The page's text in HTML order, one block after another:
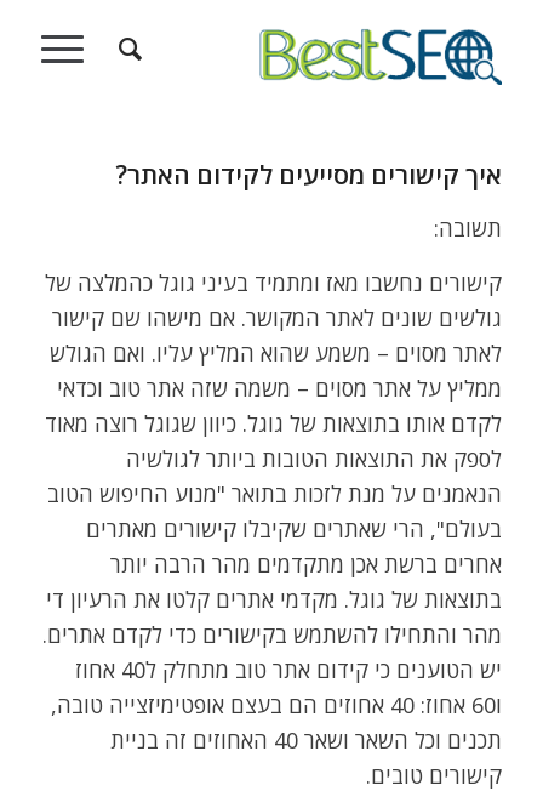
איך קישורים מסייעים לקידום האתר?
תשובה:
קישורים נחשבו מאז ומתמיד בעיני גוגל כהמלצה של
גולשים שונים לאתר המקושר. אם מישהו שם קישור
לאתר מסוים – משמע שהוא המליץ עליו. ואם הגולש
ממליץ על אתר מסוים – משמה שזה אתר טוב וכדאי
לקדם אותו בתוצאות של גוגל. כיוון שגוגל רוצה מאוד
לספק את התוצאות הטובות ביותר לגולשיה
הנאמנים על מנת לזכות בתואר "מנוע החיפוש הטוב
בעולם", הרי שאתרים שקיבלו קישורים מאתרים
אחרים ברשת אכן מתקדמים מהר הרבה יותר
בתוצאות של גוגל. מקדמי אתרים קלטו את הרעיון די
מהר והתחילו להשתמש בקישורים כדי לקדם אתרים.
יש הטוענים כי קידום אתר טוב מתחלק ל40 אחוז
ו60 אחוז: 40 אחוזים הם בעצם אופטימיזצייה טובה,
תכנים וכל השאר ושאר 40 האחוזים זה בניית
קישורים טובים.